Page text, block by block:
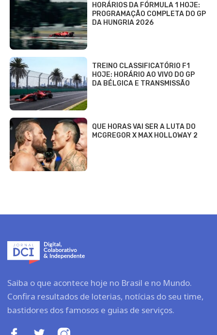
HORÁRIOS DA FÓRMULA 1 HOJE:
PROGRAMAÇÃO COMPLETA DO GP
DA HUNGRIA 2026
TREINO CLASSIFICATÓRIO F1
HOJE: HORÁRIO AO VIVO DO GP
DA BÉLGICA E TRANSMISSÃO
QUE HORAS VAI SER A LUTA DO
MCGREGOR X MAX HOLLOWAY 2
Saiba o que acontece hoje no Brasil e no Mundo.
Confira resultados de loterias, notícias do seu time,
bastidores dos famosos e guias de serviços.